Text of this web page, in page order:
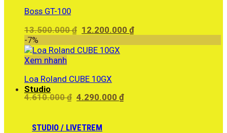
Boss GT-100
13.500.000₫ Giá
là:
12.200.000₫Giá
-7%
Xem nhanh
Loa Roland CUBE 10GX
4.610.000₫ Giá
4.610.000 ₫.
4.290.000₫Giá
Studio
STUDIO / LIVETREM